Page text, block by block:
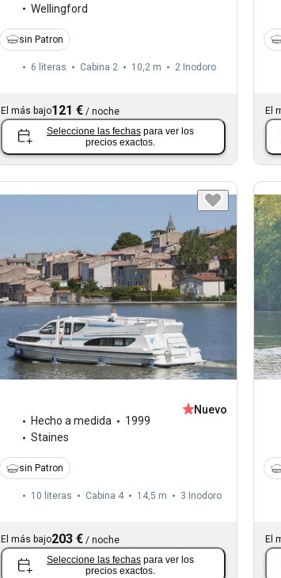
Wellingford
sin Patron
6 literas Cabina 2 10,2 m 2 Inodoro
El más bajo121 €/ noche
Seleccione las fechas para ver los
precios exactos.
El
Hecho a medida
1999
Staines
Nuevo
sin Patron
10 literas Cabina 4 14,5 m 3 Inodoro
El más bajo203 €/ noche
Seleccione las fechas para ver los
precios exactos.
El